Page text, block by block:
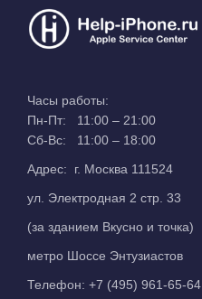
Часы работы:
Пн-Пт: 11:00 – 21:00
Сб-Вс: 11:00 – 18:00
Адрес: г. Москва 111524
ул. Электродная 2 стр. 33
(за зданием Вкусно и точка)
метро Шоссе Энтузиастов
Телефон: +7 (495) 961-65-64